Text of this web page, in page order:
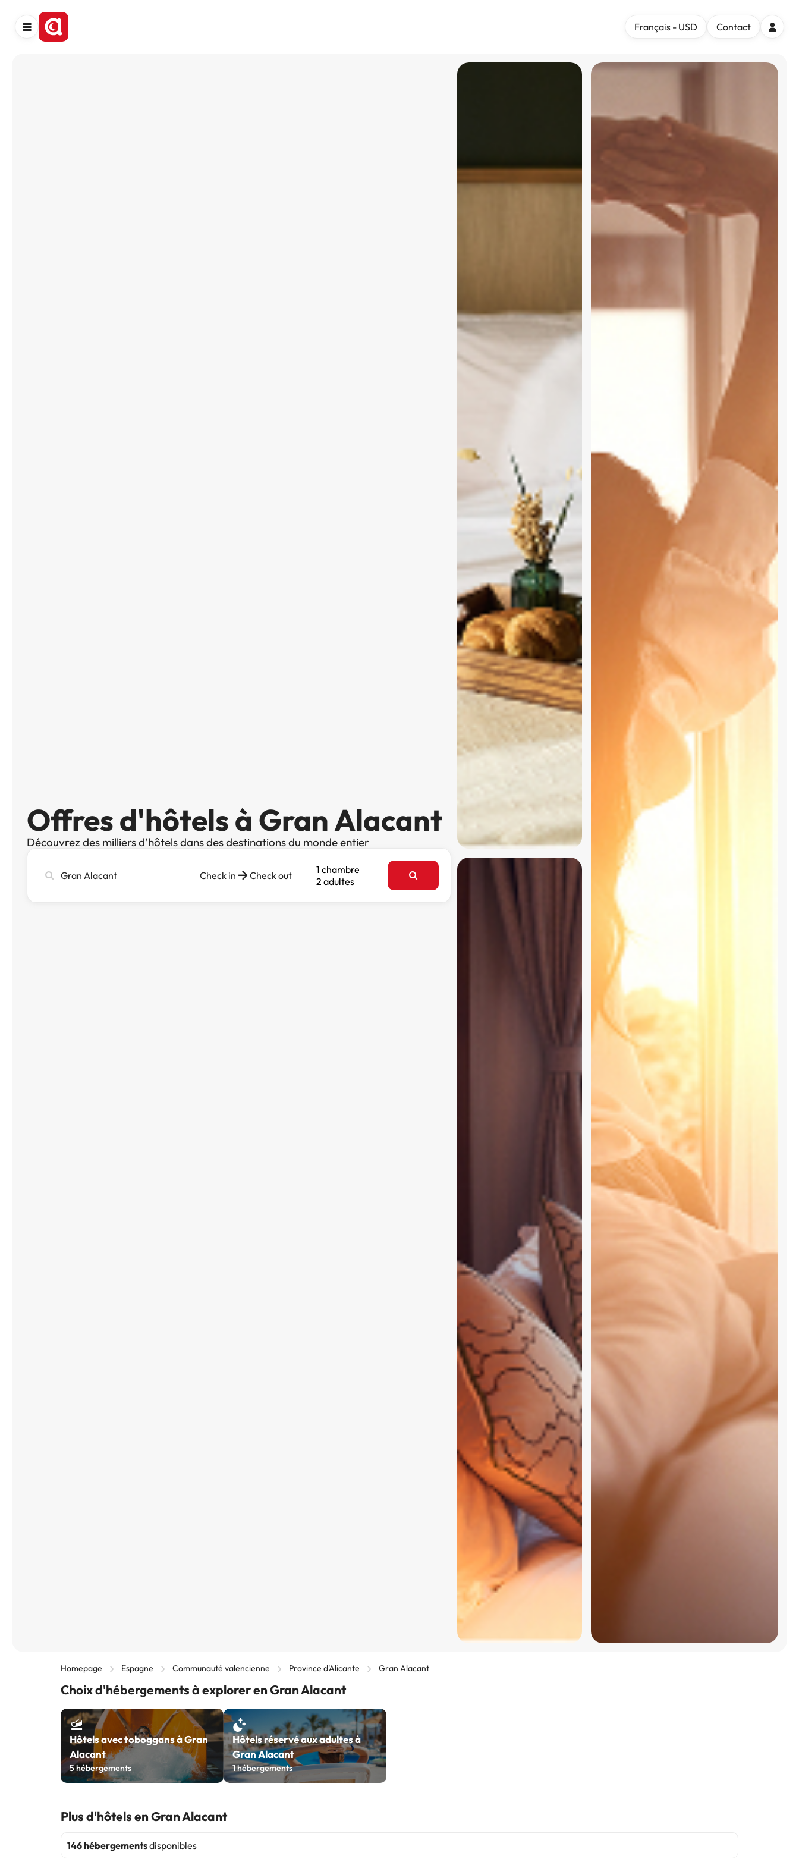
Français - USD Contact
Offres d'hôtels à Gran Alacant
Découvrez des milliers d’hôtels dans des destinations du monde entier
une
Check in Check out
1 chambre
2 adultes
Homepage Espagne Communauté valencienne Province d'Alicante Gran Alacant
Choix d'hébergements à explorer en Gran Alacant
Hôtels avec toboggans à Gran
Alacant
5hébergements
Hôtels réservé aux adultes à
Gran Alacant
1hébergements
Plus d'hôtels en Gran Alacant
146 hébergementsdisponibles